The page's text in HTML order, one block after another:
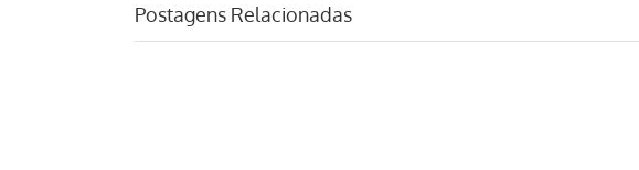
Postagens Relacionadas